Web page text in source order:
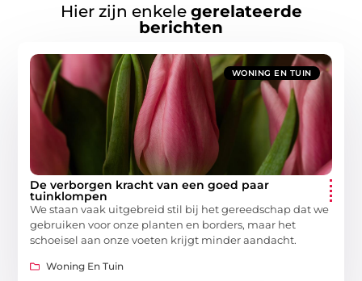
Hier zijn enkele gerelateerde
berichten
WONING EN TUIN
De verborgen kracht van een goed paar
tuinklompen
We staan vaak uitgebreid stil bij het gereedschap dat we
gebruiken voor onze planten en borders, maar het
schoeisel aan onze voeten krijgt minder aandacht.
Woning En Tuin